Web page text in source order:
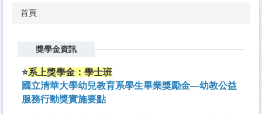
首頁
獎學金資訊
⭐系上獎學金：學士班
國立清華大學幼兒教育系學生畢業獎勵金—幼教公益
服務行動獎實施要點